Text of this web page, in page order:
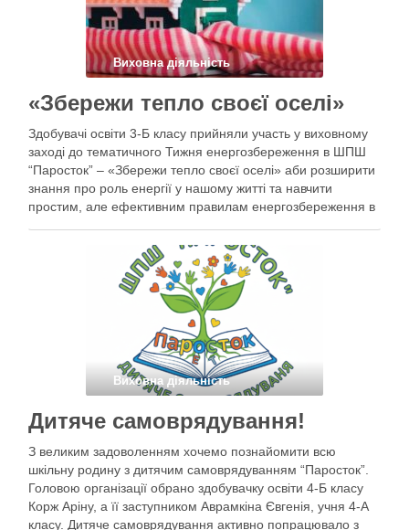
Виховна діяльність
«Збережи тепло своєї оселі»
Здобувачі освіти 3-Б класу прийняли участь у виховному
заході до тематичного Тижня енергозбереження в ШПШ
“Паросток” – «Збережи тепло своєї оселі» аби розширити
знання про роль енергії у нашому житті та навчити
простим, але ефективним правилам енергозбереження в
важливо берегти тепло саме …
Виховна діяльність
Дитяче самоврядування!
З великим задоволенням хочемо познайомити всю
шкільну родину з дитячим самоврядуванням “Паросток”.
Головою організації обрано здобувачку освіти 4-Б класу
Корж Аріну, а її заступником Аврамкіна Євгенія, учня 4-А
класу. Дитяче самоврядування активно попрацювало з